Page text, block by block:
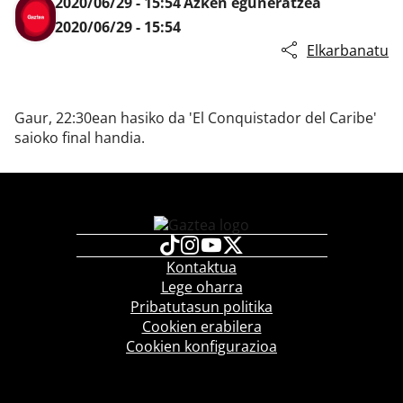
2020/06/29 - 15:54
Elkarbanatu
Gaur, 22:30ean hasiko da 'El Conquistador del Caribe'
saioko final handia.
Kontaktua
Lege oharra
Pribatutasun politika
Cookien erabilera
Cookien konfigurazioa